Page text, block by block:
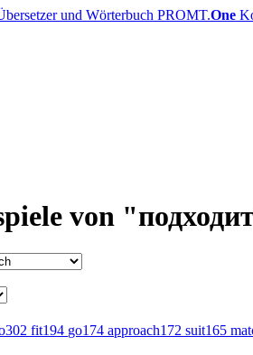
PROMT.One
von
302 fit194 go174 approach172 suit165